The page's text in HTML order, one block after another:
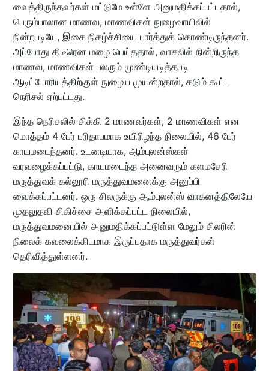
வைத்திருந்தவர்கள் மட்டுமே உள்ளே அனுமதிக்கப்பட்டதால்,
பெரும்பாலான மாணவ, மாணவிகள் நுழைவாயிலில்
நின்றபடியே, இசை நிகழ்ச்சியை பார்த்துக் கொண்டிருந்தனர்.
அப்போது திடீரென மழை பெய்ததால், வாசலில் நின்றிருந்த
மாணவ, மாணவிகள் பலரும் முண்டியடித்தபடி
ஆடிட்டோரியத்திற்குள் நுழைய முயன்றதால், கடும் கூட்ட
நெரிசல் ஏற்பட்டது.
இந்த நெரிசலில் சிக்கி 2 மாணவர்கள், 2 மாணவிகள் என
மொத்தம் 4 பேர் பரிதாபமாக உயிரிழந்த நிலையில், 46 பேர்
காயமடைந்தனர். உடனடியாக, ஆம்புலன்ஸ்கள்
வரவழைக்கப்பட்டு, காயமடைந்த அனைவரும் களமசேரி
மருத்துவக் கல்லூரி மருத்துவமனைக்கு அனுப்பி
வைக்கப்பட்டனர். ஒரு சிலருக்கு ஆம்புலன்ஸ் வாகனத்திலேயே
முதலுதவி சிகிச்சை அளிக்கப்பட்ட நிலையில்,
மருத்துவமனையில் அனுமதிக்கப்பட்டுள்ள மேலும் சிலரின்
நிலைக் கவலைக்கிடமாக இருப்பதாக மருத்துவர்கள்
தெரிவித்துள்ளனர்.